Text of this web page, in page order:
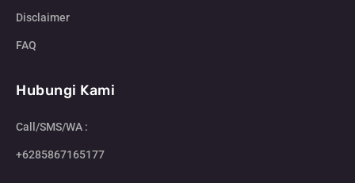
Disclaimer
FAQ
Hubungi Kami
Call/SMS/WA :
+6285867165177